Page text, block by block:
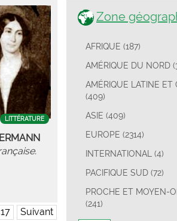
LITTÉRATURE
Suivant
Zone
AFRIQUE (187)
AMÉRIQUE DU NORD
AMÉRIQUE LATINE ET
(409)
ASIE (409)
EUROPE (2314)
INTERNATIONAL (4)
PACIFIQUE SUD (72)
PROCHE ET MOYEN-
(241)